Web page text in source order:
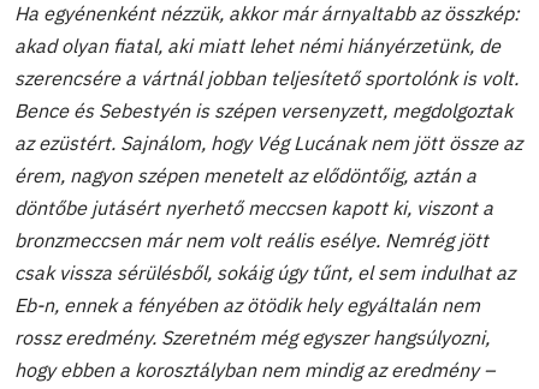
Ha egyénenként nézzük, akkor már árnyaltabb az összkép:
akad olyan fiatal, aki miatt lehet némi hiányérzetünk, de
szerencsére a vártnál jobban teljesítető sportolónk is volt.
Bence és Sebestyén is szépen versenyzett, megdolgoztak
az ezüstért. Sajnálom, hogy Vég Lucának nem jött össze az
érem, nagyon szépen menetelt az elődöntőig, aztán a
döntőbe jutásért nyerhető meccsen kapott ki, viszont a
bronzmeccsen már nem volt reális esélye. Nemrég jött
csak vissza sérülésből, sokáig úgy tűnt, el sem indulhat az
Eb-n, ennek a fényében az ötödik hely egyáltalán nem
rossz eredmény. Szeretném még egyszer hangsúlyozni,
hogy ebben a korosztályban nem mindig az eredmény –